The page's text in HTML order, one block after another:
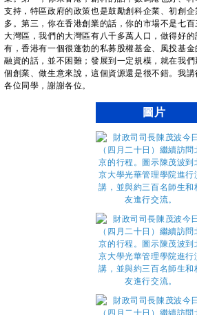
支持，特區政府的政策也是鼓勵創科企業、初創
多。第三，你在香港創業的話，你的市場不是七
大灣區，我們的大灣區有八千多萬人口，做得好
有，香港有一個很蓬勃的私募股權基金、風投基
融資的話，並不困難；發展到一定規模，就在我
個創業、做生意來說，這個資源還是很不錯。我
各位同學，謝謝各位。
圖片